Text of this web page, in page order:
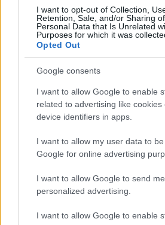
I want to opt-out of Collection,
Retention, Sale, and/or Sharing
Personal Data that Is Unrelated
Purposes for which it was
Opted Out
Google consents
I want to allow Google to enable
related to advertising like cookies
device identifiers in apps.
I want to allow my user data to
Google for online advertising
I want to allow Google to send me
personalized advertising.
I want to allow Google to enable